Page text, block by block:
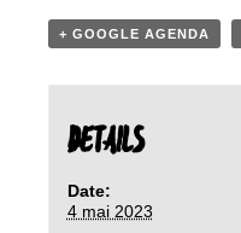
+ GOOGLE AGENDA
DETAILS
Date:
4 mai 2023